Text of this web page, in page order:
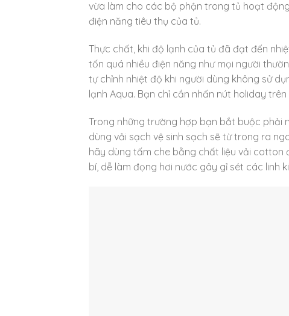
vừa làm cho các bộ phận trong tủ hoạt
điện năng tiêu thụ của tủ.
Thực chất, khi độ lạnh của tủ đã đạt đến
tốn quá nhiều điện năng như mọi người
tự chỉnh nhiệt độ khi người dùng không sử
lạnh Aqua. Bạn chỉ cần nhấn nút holiday
Trong những trường hợp bạn bắt buộc phải
dùng vải sạch vệ sinh sạch sẽ từ trong ra
hãy dùng tấm che bằng chất liệu vải cotton
bí, dễ làm đọng hơi nước gây gỉ sét các linh